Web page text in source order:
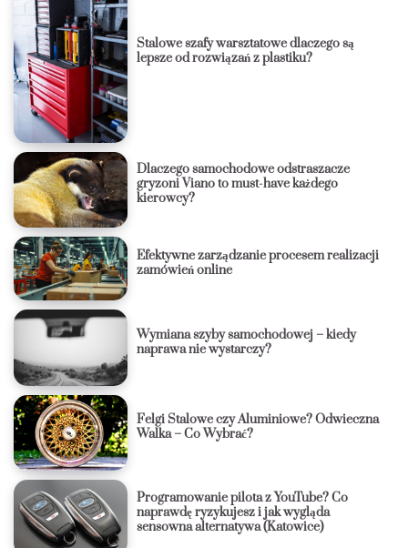
Stalowe szafy warsztatowe dlaczego są
lepsze od rozwiązań z plastiku?
Dlaczego samochodowe odstraszacze
gryzoni Viano to must-have każdego
kierowcy?
Efektywne zarządzanie procesem realizacji
zamówień online
Wymiana szyby samochodowej – kiedy
naprawa nie wystarczy?
Felgi Stalowe czy Aluminiowe? Odwieczna
Walka – Co Wybrać?
Programowanie pilota z YouTube? Co
naprawdę ryzykujesz i jak wygląda
sensowna alternatywa (Katowice)